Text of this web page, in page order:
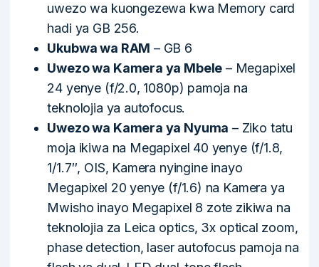
uwezo wa kuongezewa kwa Memory card
hadi ya GB 256.
Ukubwa wa RAM – GB 6
Uwezo wa Kamera ya Mbele – Megapixel
24 yenye (f/2.0, 1080p) pamoja na
teknolojia ya autofocus.
Uwezo wa Kamera ya Nyuma – Ziko tatu
moja ikiwa na Megapixel 40 yenye (f/1.8,
1/1.7″, OIS, Kamera nyingine inayo
Megapixel 20 yenye (f/1.6) na Kamera ya
Mwisho inayo Megapixel 8 zote zikiwa na
teknolojia za Leica optics, 3x optical zoom,
phase detection, laser autofocus pamoja na